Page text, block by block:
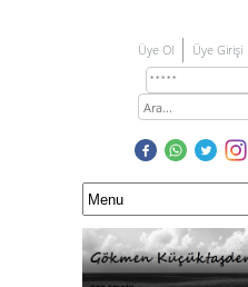
Üye Ol Üye Girişi